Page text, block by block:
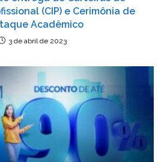
(CIP) e Cerimônia de
Acadêmico
3 de abril de 2023